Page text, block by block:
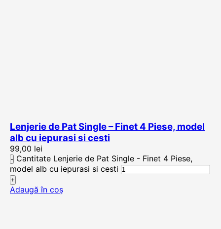
Lenjerie de Pat Single – Finet 4 Piese, model
alb cu iepurasi si cesti
99,00 lei
Cantitate Lenjerie de Pat Single - Finet 4 Piese,
model alb cu iepurasi si cesti
Adaugă în coș